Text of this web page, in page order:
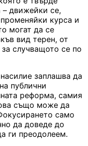
– движейки се,
курса и
могат да се
вид терен, от
случващото се по
заплашва да
публични
реформа, самия
също може да
само
да доведе до
ги преодолеем.